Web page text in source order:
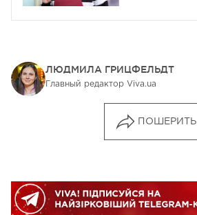
ЛЮДМИЛА ГРИЦФЕЛЬДТ
Главный редактор Viva.ua
ПОШЕРИТЬ